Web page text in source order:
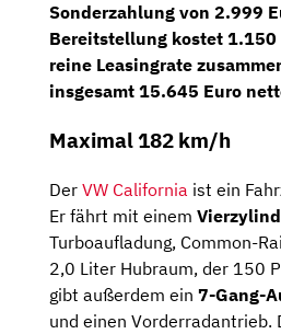
Sonderzahlung von 2.999
Bereitstellung kostet 1.150
reine Leasingrate
insgesamt 15.645 Euro
Maximal 182 km/h
Der VW California ist ein
Er fährt mit einem
Turboaufladung, Common-
2,0 Liter Hubraum, der 150
gibt außerdem ein 7-Gang-
und einen Vorderradantrieb.